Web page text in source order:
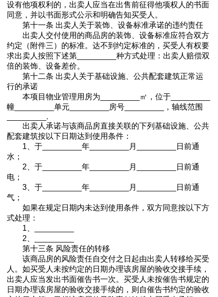
设有他项权利的，出卖人应当在出售前征得他项权人的书面
同意，并以书面形式公示和明确告知买受人。
第十一条 出卖人关于装饰、设备标准承诺的违约责任
出卖人交付使用的商品房的装饰、设备标准应符合双方
约定（附件三）的标准。达不到约定标准的，买受人有权要
求出卖人按照下述第_________种方式处理：出卖人赔偿双
倍的装饰、设备差价。
第十二条 出卖人关于基础设施、公共配套建筑正常运
行的承诺
本项目物业管理用房为_________㎡，位于_________
幢_________单元_________房号_________，轴线范围
_________.
出卖人承诺与该商品房直接关联的下列基础设施、公共
配套建筑按以下日期达到使用条件：
1、于_________年_________月_________日前通
水；
2、于_________年_________月_________日前通
电；
3、于_________年_________月_________日前通
气；
如果在规定日期内未达到使用条件，双方同意按以下方
式处理：
1、_________
2、_________
第十三条 风险责任的转移
该商品房的风险责任自交付之日起由出卖人转移给买受
人。如买受人未按约定的日期办理该房屋的验收交接手续，
出卖人应当发出书面催告书一次。买受人未按催告书规定的
日期办理该房屋的验收交接手续的，则自催告书约定的验收